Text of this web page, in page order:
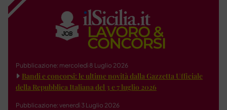
Pubblicazione: mercoledì 8 Luglio 2026
Bandi e concorsi: le ultime novità dalla Gazzetta Ufficiale
della Repubblica Italiana del 3 e 7 luglio 2026
Pubblicazione: venerdì 3 Luglio 2026